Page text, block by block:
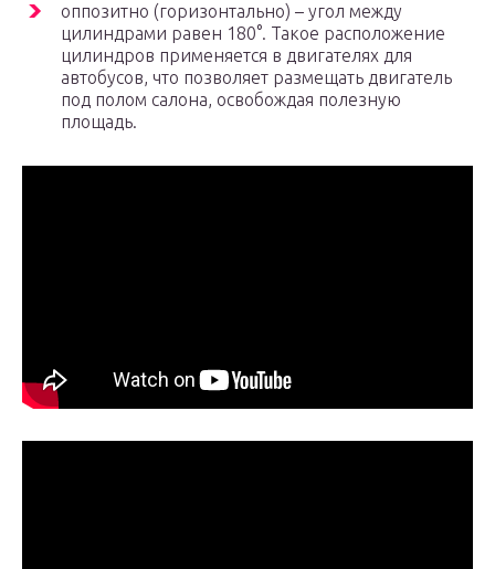
оппозитно (горизонтально) – угол между
цилиндрами равен 180°. Такое расположение
цилиндров применяется в двигателях для
автобусов, что позволяет размещать двигатель
под полом салона, освобождая полезную
площадь.